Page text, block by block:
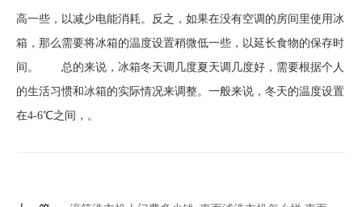
高一些，以减少电能消耗。反之，如果在没有空调的房间里使用冰
箱，那么需要将冰箱的温度设置稍微低一些，以延长食物的保存时
间。 总的来说，冰箱冬天调几度夏天调几度好，需要根据个人
的生活习惯和冰箱的实际情况来调整。一般来说，冬天的温度设置
在4-6℃之间，。